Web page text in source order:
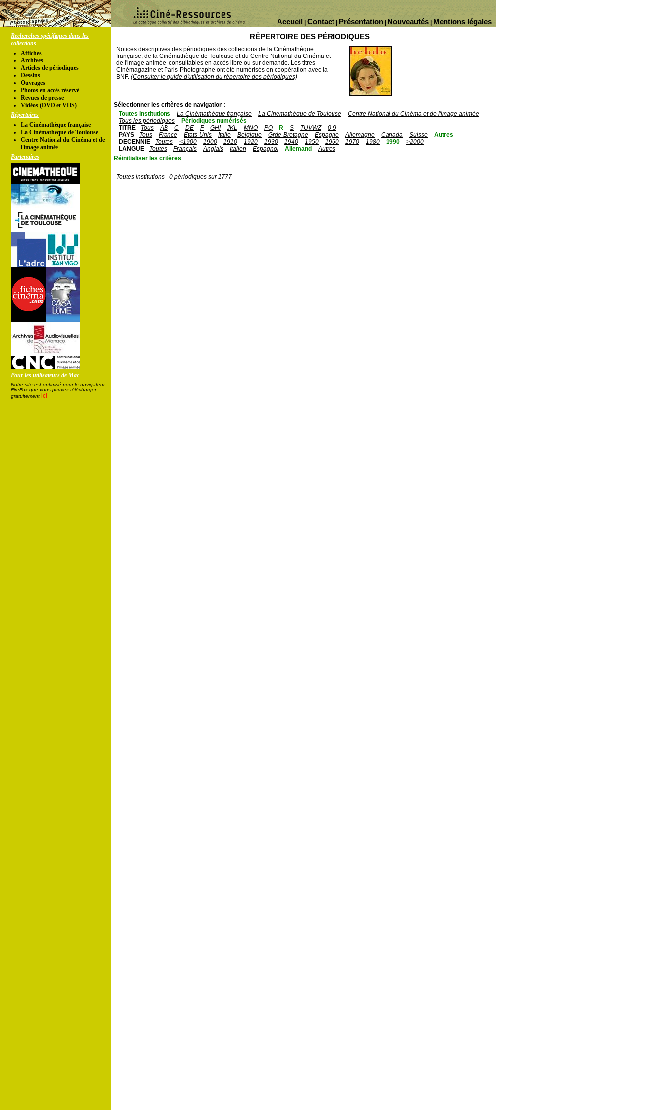
Mentions légales
Nouveautés
Présentation
Contact
Accueil
Recherches spécifiques dans les
collections
Affiches
Archives
Articles de périodiques
Dessins
Ouvrages
Photos en accés réservé
Revues de presse
Vidéos (DVD et VHS)
Répertoires
La Cinémathèque française
La Cinémathèque de Toulouse
Centre National du Cinéma et de
l'image animée
Partenaires
Pour les utilisateurs de Mac
Notre site est optimisé pour le navigateur
FireFox que vous pouvez télécharger
gratuitement ici
RÉPERTOIRE DES PÉRIODIQUES
Notices descriptives des périodiques des collections de la Cinémathèque
française, de la Cinémathèque de Toulouse et du Centre National du Cinéma et
de l'image animée, consultables en accès libre ou sur demande. Les titres
Cinémagazine et Paris-Photographe ont été numérisés en coopération avec la
BNF. (Consulter le guide d'utilisation du répertoire des périodiques)
Sélectionner les critères de navigation :
Toutes institutions
La Cinémathèque française La Cinémathèque de Toulouse
Centre National du Cinéma et de l'image animée
Tous les périodiques
Périodiques numérisés
TITRE
Tous AB C DE F GHI JKL MNO PQ R S TUVWZ
0-9
PAYS
Tous France Etats-Unis Italie Belgique Grde-Bretagne Espagne Allemagne Canada Suisse
Autres
DECENNIE
Toutes <1900 1900 1910 1920 1930 1940 1950 1960 1970 1980 1990
>2000
LANGUE
Toutes Français Anglais Italien Espagnol Allemand
Autres
Réinitialiser les critères
Toutes institutions - 0 périodiques sur 1777